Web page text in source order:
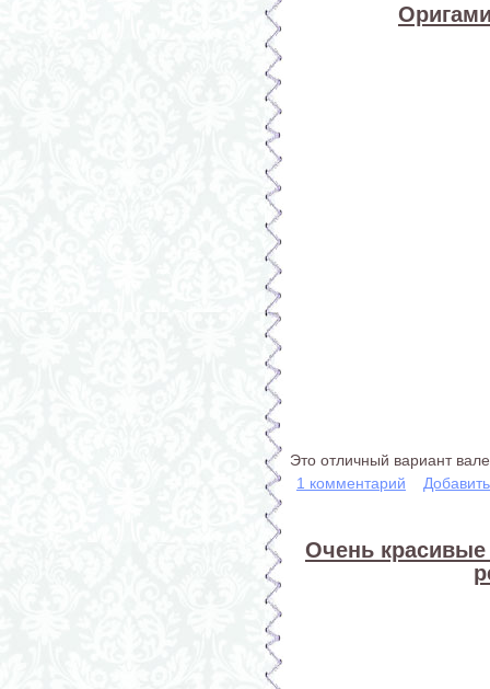
Это отличный вариант
1 комментарий
Очень красивые